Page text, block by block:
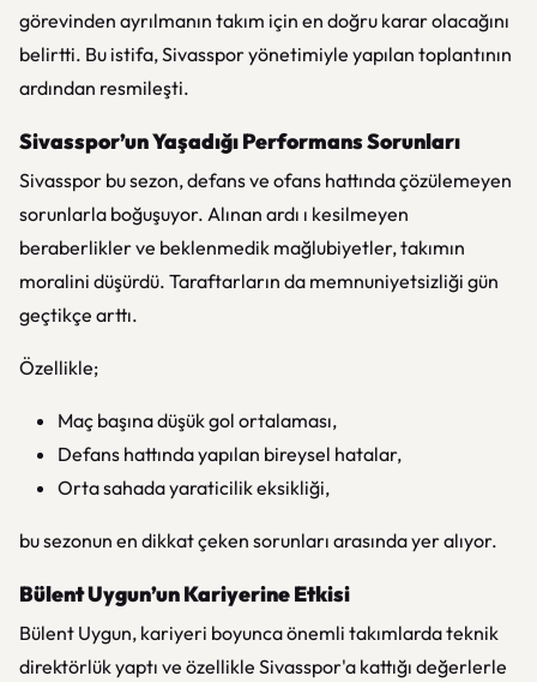
görevinden ayrılmanın takım için en doğru karar olacağını
belirtti. Bu istifa, Sivasspor yönetimiyle yapılan toplantının
ardından resmileşti.
Sivasspor’un Yaşadığı Performans Sorunları
Sivasspor bu sezon, defans ve ofans hattında çözülemeyen
sorunlarla boğuşuyor. Alınan ardı ı kesilmeyen
beraberlikler ve beklenmedik mağlubiyetler, takımın
moralini düşürdü. Taraftarların da memnuniyetsizliği gün
geçtikçe arttı.
Özellikle;
Maç başına düşük gol ortalaması,
Defans hattında yapılan bireysel hatalar,
Orta sahada yaraticilik eksikliği,
bu sezonun en dikkat çeken sorunları arasında yer alıyor.
Bülent Uygun’un Kariyerine Etkisi
Bülent Uygun, kariyeri boyunca önemli takımlarda teknik
direktörlük yaptı ve özellikle Sivasspor'a kattığı değerlerle